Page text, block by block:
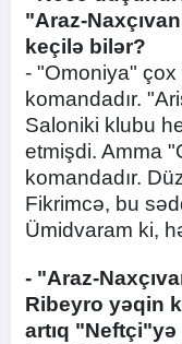
"Araz-
keçilə bilər?
- "Omoniya" çox
komandadır.
Saloniki klubu
etmişdi. Amma
komandadır.
Fikrimcə, bu
Ümidvaram ki,
- "Araz-
Ribeyro yəqin
artıq